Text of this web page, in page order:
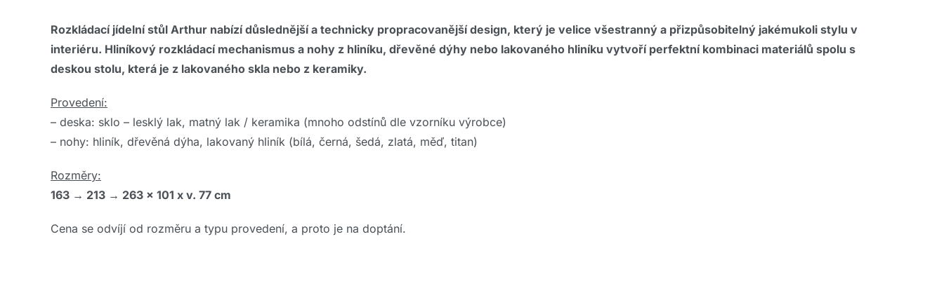
Rozkládací jídelní stůl Arthur nabízí důslednější a technicky propracovanější design, který je velice všestranný a přizpůsobitelný jakémukoli stylu v
interiéru. Hliníkový rozkládací mechanismus a nohy z hliníku, dřevěné dýhy nebo lakovaného hliníku vytvoří perfektní kombinaci materiálů spolu s
deskou stolu, která je z lakovaného skla nebo z keramiky.
Provedení:
– deska: sklo – lesklý lak, matný lak / keramika (mnoho odstínů dle vzorníku výrobce)
– nohy: hliník, dřevěná dýha, lakovaný hliník (bílá, černá, šedá, zlatá, měď, titan)
Rozměry:
163 → 213 → 263 x 101 x v. 77 cm
Cena se odvíjí od rozměru a typu provedení, a proto je na doptání.